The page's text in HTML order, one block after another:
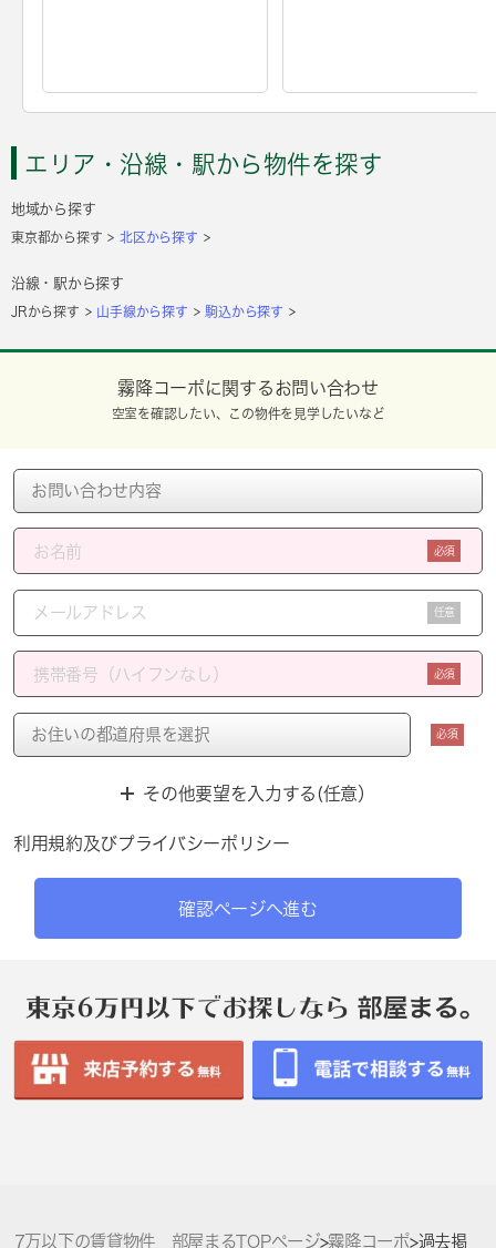
エリア・沿線・駅から物件を探す
地域から探す
東京都から探す 北区から探す
沿線・駅から探す
JRから探す 山手線から探す 駒込から探す
霧降コーポに関するお問い合わせ
空室を確認したい、この物件を見学したいなど
必須
任意
必須
必須
その他要望を入力する(任意）
利用規約及びプライバシーポリシー
確認ページへ進む
7万以下の賃貸物件 部屋まるTOPページ>霧降コーポ>過去掲